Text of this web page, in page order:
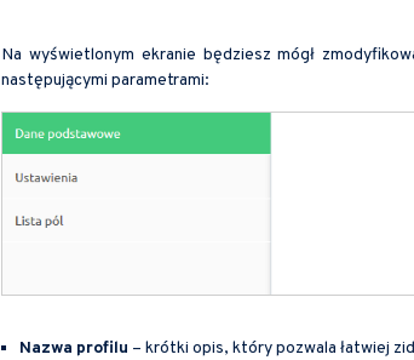
Na wyświetlonym ekranie będziesz mógł
następującymi parametrami:
Nazwa profilu – krótki opis, który pozwala łatwiej